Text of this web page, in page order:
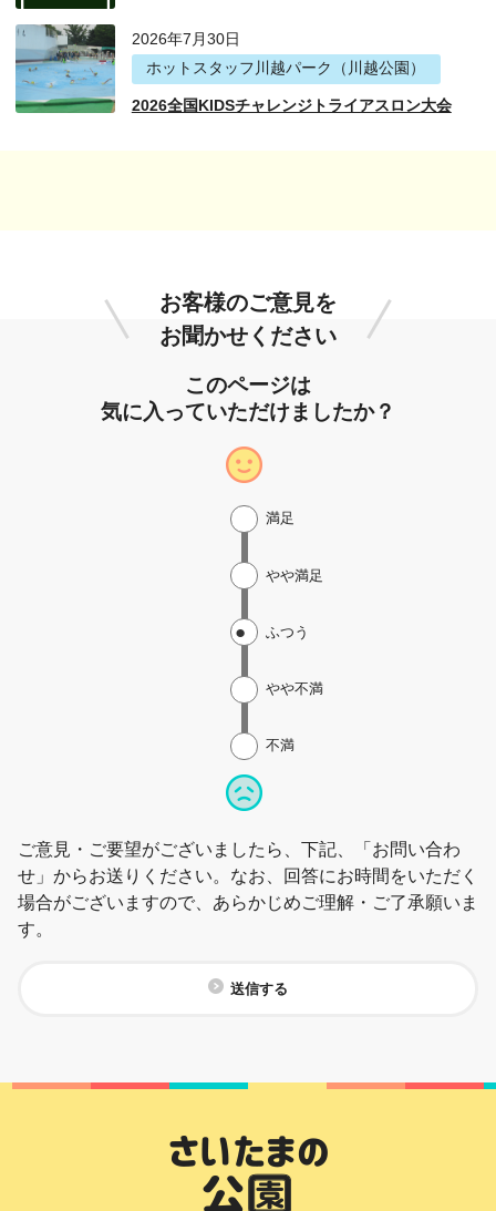
2026年7月30日
ホットスタッフ川越パーク（川越公園）
2026全国KIDSチャレンジトライアスロン大会
お客様のご意見を
お聞かせください
このページは
気に入っていただけましたか？
不満
やや不満
ふつう
やや満足
満足
ご意見・ご要望がございましたら、下記、「お問い合わ
せ」からお送りください。なお、回答にお時間をいただく
場合がございますので、あらかじめご理解・ご了承願いま
す。
送信する